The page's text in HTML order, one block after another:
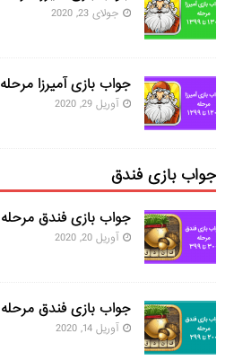
جولای 23, 2020
جواب بازی آمیرزا مرحله ۱۲۰۰ تا ۱۲۹۹
آوریل 29, 2020
جواب بازی فندق
جواب بازی فندق مرحله ۳۰۰ تا ۳۹۹
آوریل 20, 2020
جواب بازی فندق مرحله ۲۰۰ تا ۲۹۹
آوریل 14, 2020